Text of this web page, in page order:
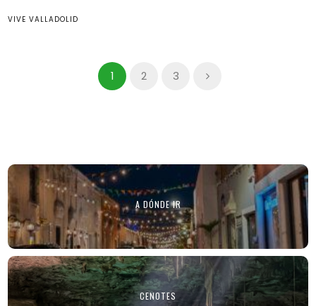
VIVE VALLADOLID
1 2 3
A DÓNDE IR
CENOTES